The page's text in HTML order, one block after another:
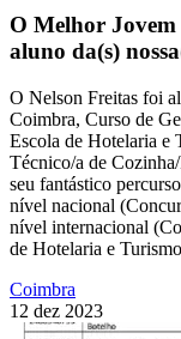
O Melhor
aluno da(s)
O Nelson Freitas foi
Coimbra, Curso de
Escola de Hotelaria e
Técnico/a de
seu fantástico
nível nacional
nível internacional
de Hotelaria e
Coimbra
12 dez 2023